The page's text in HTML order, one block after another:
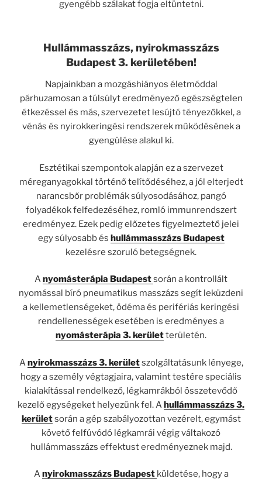
gyengébb szálakat fogja eltüntetni.
Hullámmasszázs, nyirokmasszázs
Budapest 3. kerületében!
Napjainkban a mozgáshiányos életmóddal
párhuzamosan a túlsúlyt eredményező egészségtelen
étkezéssel és más, szervezetet lesújtó tényezőkkel, a
vénás és nyirokkeringési rendszerek működésének a
gyengülése alakul ki.
Esztétikai szempontok alapján ez a szervezet
méreganyagokkal történő telítődéséhez, a jól elterjedt
narancsbőr problémák súlyosodásához, pangó
folyadékok felfedezéséhez, romló immunrendszert
eredményez. Ezek pedig előzetes figyelmeztető jelei
egy súlyosabb és hullámmasszázs Budapest
kezelésre szoruló betegségnek.
Anyomásterápia Budapestsorán a kontrollált
nyomással bíró pneumatikus masszázs segít leküzdeni
a kellemetlenségeket, ödéma és perifériás keringési
rendellenességek esetében is eredményes a
nyomásterápia 3. kerületterületén.
Anyirokmasszázs 3. kerületszolgáltatásunk lényege,
hogy a személy végtagjaira, valamint testére speciális
kialakítással rendelkező, légkamrákból összetevődő
kezelő egységeket helyezünk fel. Ahullámmasszázs 3.
kerületsorán a gép szabályozottan vezérelt, egymást
követő felfúvódó légkamrái végig váltakozó
hullámmasszázs effektust eredményeznek majd.
Anyirokmasszázs Budapest küldetése, hogy a